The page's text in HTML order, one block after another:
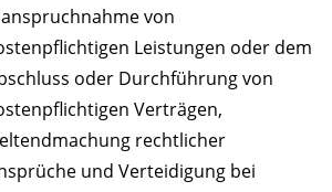
von
Leistungen oder dem
oder Durchführung von
Verträgen,
rechtlicher
und Verteidigung bei